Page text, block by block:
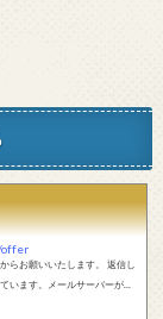
offer
います。メールサーバーが正